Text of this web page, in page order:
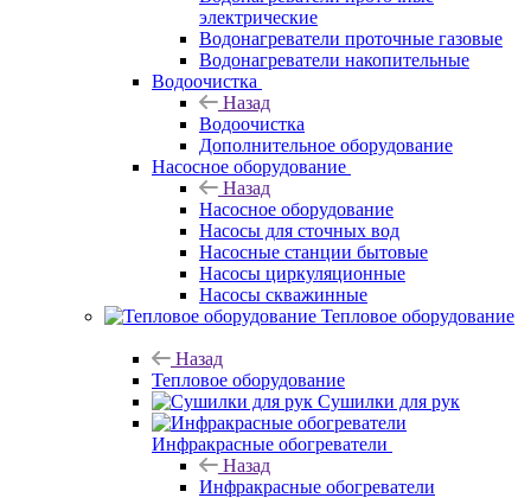
электрические
Водонагреватели проточные газовые
Водонагреватели накопительные
Водоочистка
Назад
Водоочистка
Дополнительное оборудование
Насосное оборудование
Назад
Насосное оборудование
Насосы для сточных вод
Насосные станции бытовые
Насосы циркуляционные
Насосы скважинные
Тепловое оборудование
Назад
Тепловое оборудование
Сушилки для рук
Инфракрасные обогреватели
Назад
Инфракрасные обогреватели